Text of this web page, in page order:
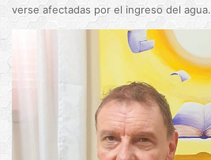
verse afectadas por el ingreso del agua.